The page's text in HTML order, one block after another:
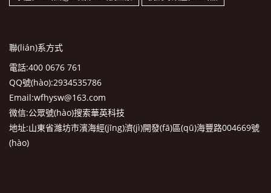
聯(lián)系方式
電話:400 0676 761
QQ號(hào):2934535786
Email:wfhysw@163.com
微信:公眾號(hào)搜索華英科技
地址:山東省濰坊市濱海經(jīng)濟(jì)開發(fā)區(qū)海豐路004669號
(hào)